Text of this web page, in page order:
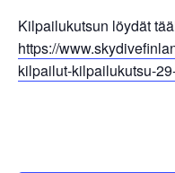
Kilpailukutsun löydät
https://
kilpailut-kilpailukutsu-